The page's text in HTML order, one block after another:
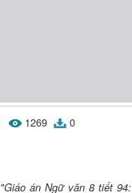
1269 0
"Giáo án Ngữ văn 8 tiết